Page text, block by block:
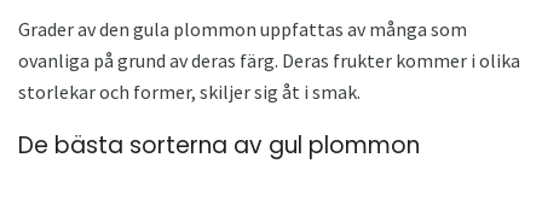
Grader av den gula plommon uppfattas av många som
ovanliga på grund av deras färg. Deras frukter kommer i olika
storlekar och former, skiljer sig åt i smak.
De bästa sorterna av gul plommon